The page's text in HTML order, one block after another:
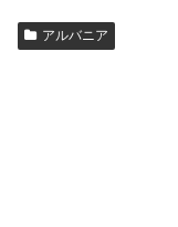
アルバニア